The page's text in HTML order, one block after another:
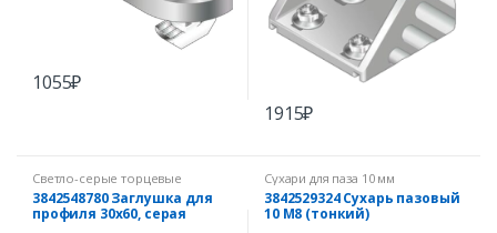
1055₽
1915₽
Светло-серые торцевые
заглушки
3842548780 Заглушка для
профиля 30х60, серая
Сухари для паза 10 мм
3842529324 Сухарь пазовый
10 М8 (тонкий)